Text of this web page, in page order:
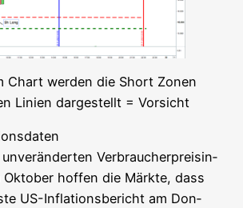
Chart wer­den die Short Zonen
Lini­en dar­ge­stellt = Vorsicht
unver­än­der­ten Ver­brau­cher­preis­in­
hof­fen die Märk­te, dass
US-Infla­ti­ons­be­richt am Don­